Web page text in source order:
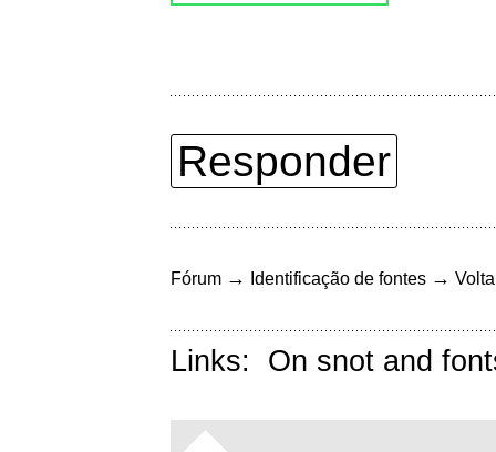
Responder
Fórum → Identificação de fontes →
Links: On snot and